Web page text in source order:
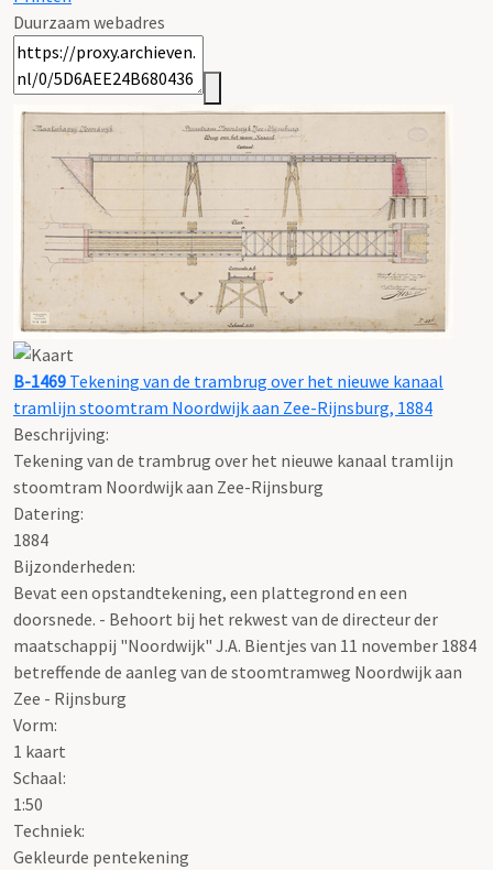
Duurzaam webadres
B-1469 Tekening van de trambrug over het nieuwe kanaal
tramlijn stoomtram Noordwijk aan Zee-Rijnsburg, 1884
Beschrijving:
Tekening van de trambrug over het nieuwe kanaal tramlijn
stoomtram Noordwijk aan Zee-Rijnsburg
Datering:
1884
Bijzonderheden:
Bevat een opstandtekening, een plattegrond en een
doorsnede. - Behoort bij het rekwest van de directeur der
maatschappij "Noordwijk" J.A. Bientjes van 11 november 1884
betreffende de aanleg van de stoomtramweg Noordwijk aan
Zee - Rijnsburg
Vorm:
1 kaart
Schaal:
1:50
Techniek:
Gekleurde pentekening